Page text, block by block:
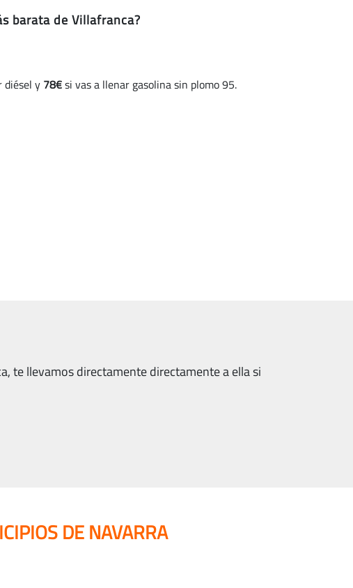
barata de Villafranca?
diésel y 78€si vas a llenar gasolina sin plomo 95.
te llevamos directamente directamente a ella si
DE NAVARRA